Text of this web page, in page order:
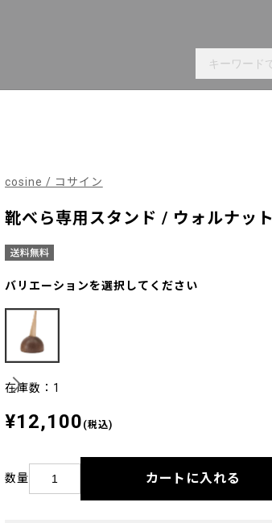
cosine / コサイン
靴べら専用スタンド / ウォルナット
バリエーションを選択してください
在庫数：1
¥12,100 (税込)
数量 カートに入れる